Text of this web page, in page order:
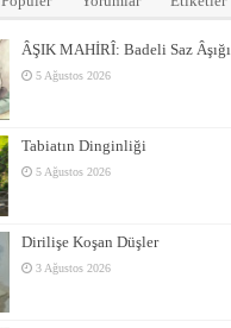
ÂŞIK MAHİRÎ: Badeli Saz Âşığı
5 Ağustos 2026
Tabiatın Dinginliği
5 Ağustos 2026
Dirilişe Koşan Düşler
3 Ağustos 2026